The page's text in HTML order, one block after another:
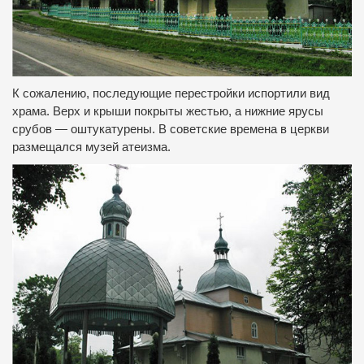
К сожалению, последующие перестройки испортили вид
храма. Верх и крыши покрыты жестью, а нижние ярусы
срубов — оштукатурены. В советские времена в церкви
размещался музей атеизма.